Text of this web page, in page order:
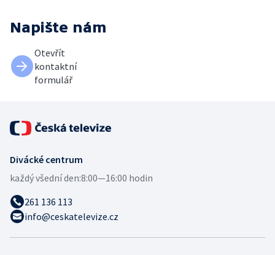
Napište nám
Otevřít
kontaktní
formulář
Divácké centrum
každý všední den:8:00—16:00 hodin
261 136 113
info@ceskatelevize.cz